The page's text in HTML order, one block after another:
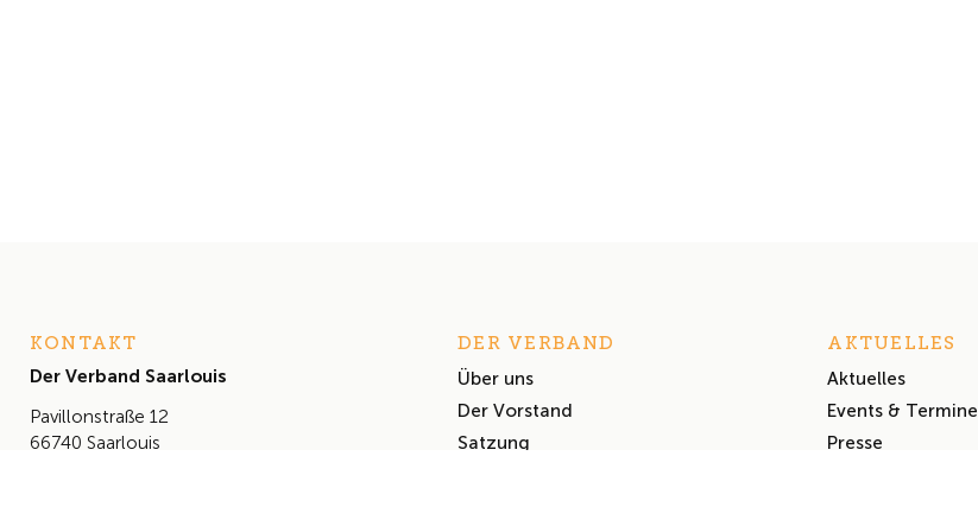
KONTAKT
Der Verband Saarlouis
Pavillonstraße 12
66740 Saarlouis
DER VERBAND
Über uns
Der Vorstand
Satzung
AKTUELLES
Aktuelles
Events & Termine
Presse